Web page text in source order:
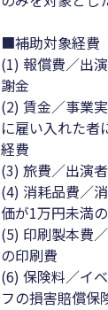
■補助対象経費
(1) 報償費／出
謝金
(2) 賃金／事業
に雇い入れた者
経費
(3) 旅費／出演
(4) 消耗品費／
価が1万円未満の
(5) 印刷製本費
の印刷費
(6) 保険料／イ
フの損害賠償保